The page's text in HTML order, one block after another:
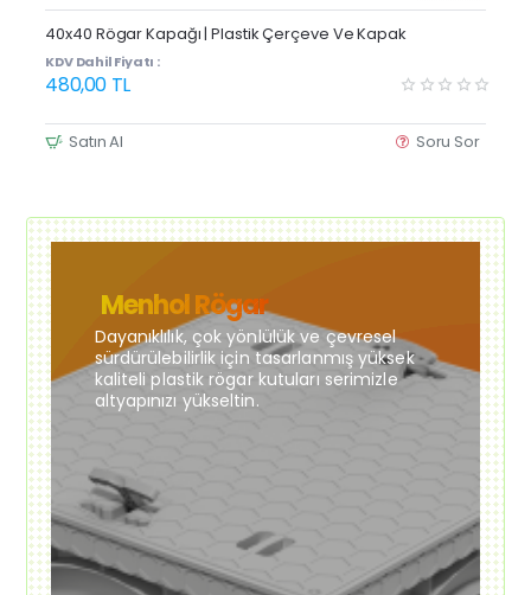
40x40 Rögar Kapağı | Plastik Çerçeve Ve Kapak
KDV Dahil Fiyatı :
480,00 TL
Satın Al Soru Sor
Menhol Rögar
Dayanıklılık, çok yönlülük ve çevresel
sürdürülebilirlik için tasarlanmış yüksek
kaliteli plastik rögar kutuları serimizle
altyapınızı yükseltin.